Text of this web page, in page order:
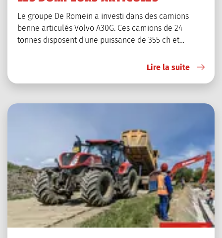
Le groupe De Romein a investi dans des camions
benne articulés Volvo A30G. Ces camions de 24
tonnes disposent d'une puissance de 355 ch et…
Lire la suite